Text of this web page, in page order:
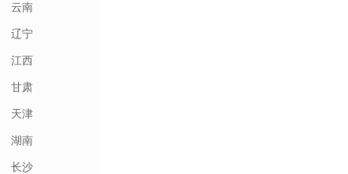
云南
辽宁
江西
甘肃
天津
湖南
长沙